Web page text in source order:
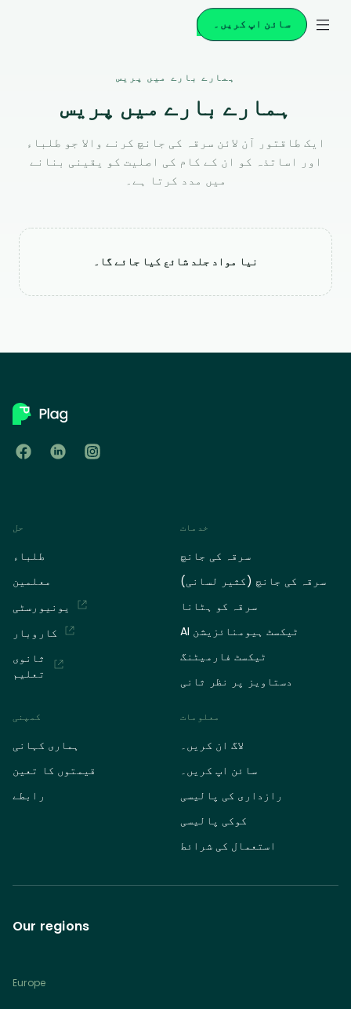
سائن اپ کریں۔
ہمارے بارے میں پریس
ہمارے بارے میں پریس
ایک طاقتور آن لائن سرقہ کی جانچ کرنے والا جو طلباء
اور اساتذہ کو ان کے کام کی اصلیت کو یقینی بنانے
میں مدد کرتا ہے۔
نیا مواد جلد شائع کیا جائے گا۔
حل
طلباء
معلمین
یونیورسٹی
کاروبار
ثانوی
تعلیم
خدمات
سرقہ کی جانچ
سرقہ کی جانچ (کثیر لسانی)
سرقہ کو ہٹانا
AI ٹیکسٹ ہیومنائزیشن
ٹیکسٹ فارمیٹنگ
دستاویز پر نظر ثانی
کمپنی
ہماری کہانی
قیمتوں کا تعین
رابطے
معلومات
لاگ ان کریں۔
سائن اپ کریں۔
رازداری کی پالیسی
کوکی پالیسی
استعمال کی شرائط
Our regions
Europe